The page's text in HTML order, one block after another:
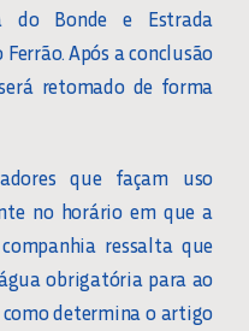
do Bonde e Estrada
Após a conclusão
retomado de forma
que façam uso
no horário em que a
ressalta que
obrigatória para ao
como determina o artigo